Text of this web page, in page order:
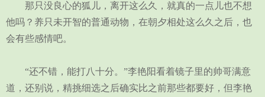
那只没良心的狐儿，离开这么久，就真的一点儿也不想
他吗？养只未开智的普通动物，在朝夕相处这么久之后，也
会有些感情吧。
“还不错，能打八十分。”李艳阳看着镜子里的帅哥满意
道，还别说，精挑细选之后确实比之前那些都要好，但李艳